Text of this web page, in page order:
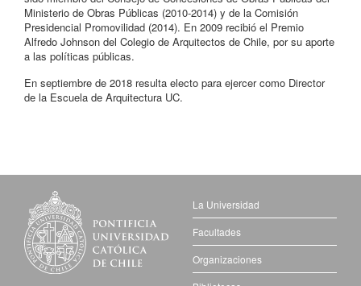
Ministerio de Obras Públicas (2010-2014) y de la Comisión
Presidencial Promovilidad (2014). En 2009 recibió el Premio
Alfredo Johnson del Colegio de Arquitectos de Chile, por su aporte
a las políticas públicas.
En septiembre de 2018 resulta electo para ejercer como Director
de la Escuela de Arquitectura UC.
La Universidad
Facultades
Organizaciones